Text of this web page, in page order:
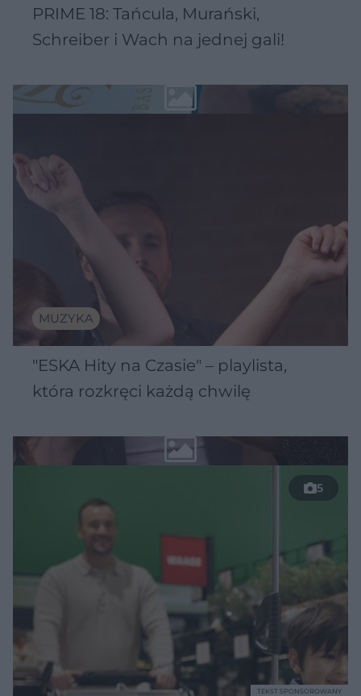
PRIME 18: Tańcula, Murański,
Schreiber i Wach na jednej gali!
MUZYKA
"ESKA Hity na Czasie" – playlista,
która rozkręci każdą chwilę
5
TEKST SPONSOROWANY